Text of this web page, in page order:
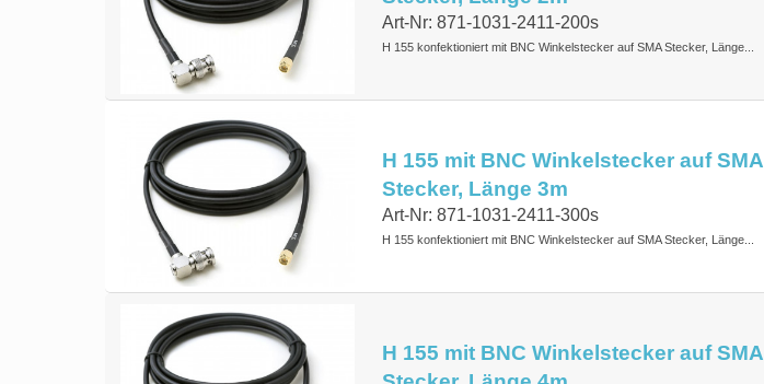
Art-Nr: 871-1031-2411-200s
H 155 konfektioniert mit BNC Winkelstecker auf SMA Stecker, Länge...
H 155 mit BNC Winkelstecker auf SMA
Stecker, Länge 3m
Art-Nr: 871-1031-2411-300s
H 155 konfektioniert mit BNC Winkelstecker auf SMA Stecker, Länge...
H 155 mit BNC Winkelstecker auf SMA